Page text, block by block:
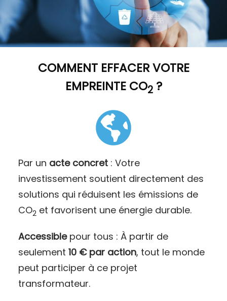
COMMENT EFFACER VOTRE
EMPREINTE CO2?
Par un acte concret: Votre
investissement soutient directement des
solutions qui réduisent les émissions de
CO2 et favorisent une énergie durable.
Accessiblepour tous : À partir de
seulement 10 € par action, tout le monde
peut participer à ce projet
transformateur.